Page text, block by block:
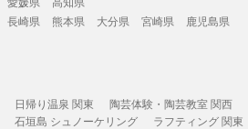
長崎県 熊本県 大分県 宮崎県
鹿児島県
日帰り温泉 関東 陶芸体験・陶芸教室 関西
石垣島 シュノーケリング ラフティング 関東